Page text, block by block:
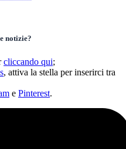
notizie?
cliccando qui;
, attiva la stella per inserirci tra
e Pinterest.